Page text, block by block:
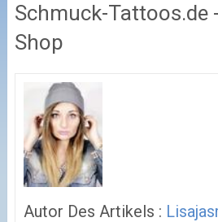
Schmuck-Tattoos.de
Shop
Autor Des Artikels :